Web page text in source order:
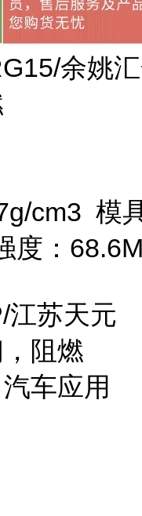
余姚
cm3 模
度：
江苏天元
阻燃
车应用